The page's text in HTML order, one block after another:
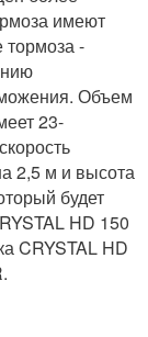
имеют
тормоза -
Объем
23-
2,5 м и высота
будет
HD 150
CRYSTAL HD